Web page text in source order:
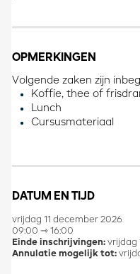
OPMERKINGEN
Volgende zaken zijn
Koffie, thee of
Lunch
Cursusmateriaal
DATUM EN TIJD
vrijdag 11 december 2026
09:00 ⇾ 16:00
Einde inschrijvingen: vrijdag
Annulatie mogelijk tot: